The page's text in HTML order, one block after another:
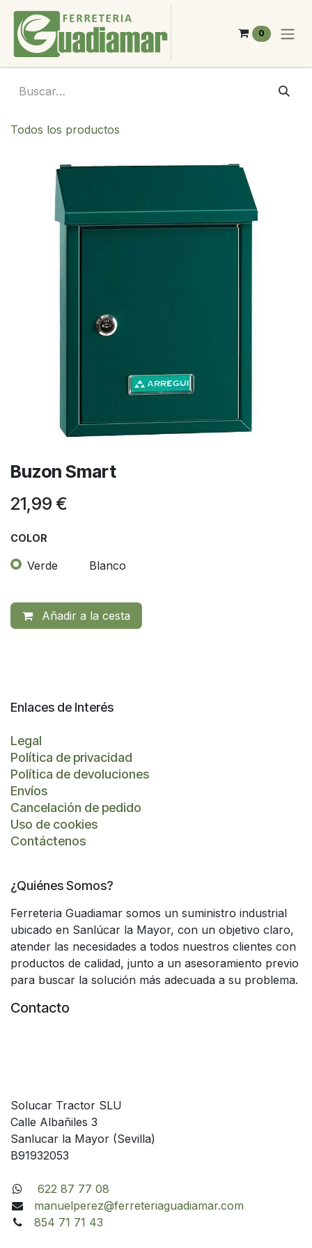
Ir al contenido
0
Todos los productos
Buzon Smart
21,99 €
COLOR
Verde Blanco
Añadir a la cesta
Enlaces de Interés
Legal
Política de privacidad
Política de devoluciones
Envíos
Cancelación de pedido
Uso de cookies
Contáctenos
¿Quiénes Somos?
Ferreteria Guadiamar somos un suministro industrial
ubicado en Sanlúcar la Mayor, con un objetivo claro,
atender las necesidades a todos nuestros clientes con
productos de calidad, junto a un asesoramiento previo
para buscar la solución más adecuada a su problema.
Contacto
Solucar Tractor SLU
Calle Albañiles 3
Sanlucar la Mayor (Sevilla)
B91932053
622 87 77 08
manuelperez@ferreteriaguadiamar.com
854 71 71 43